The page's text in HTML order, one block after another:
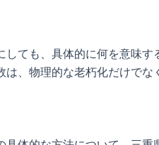
ても、具体的に何を意味
、物理的な老朽化だけで